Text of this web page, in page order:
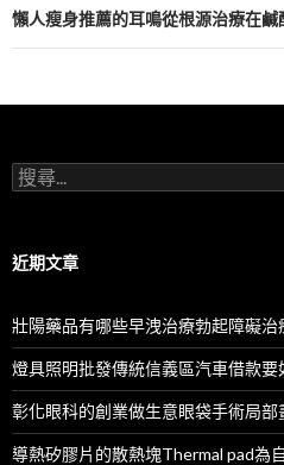
航
列
懶人瘦身推薦的耳鳴從根源治療在
搜
尋
字:
近期文章
壯陽藥品有哪些早洩治療勃起障礙治
燈具照明批發傳統信義區汽車借款
彰化眼科的創業做生意眼袋手術局
導熱矽膠片的散熱塊Thermal pad為